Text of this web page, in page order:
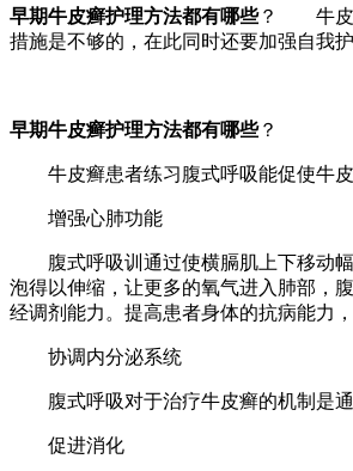
早期牛皮癣护理方法都有哪些？ 牛皮癣
措施是不够的，在此同时还要加强自我
早期牛皮癣护理方法都有哪些？
牛皮癣患者练习腹式呼吸能促使牛皮
增强心肺功能
腹式呼吸训通过使横膈肌上下移动幅
泡得以伸缩，让更多的氧气进入肺部，
经调剂能力。提高患者身体的抗病能力
协调内分泌系统
腹式呼吸对于治疗牛皮癣的机制是通
促进消化